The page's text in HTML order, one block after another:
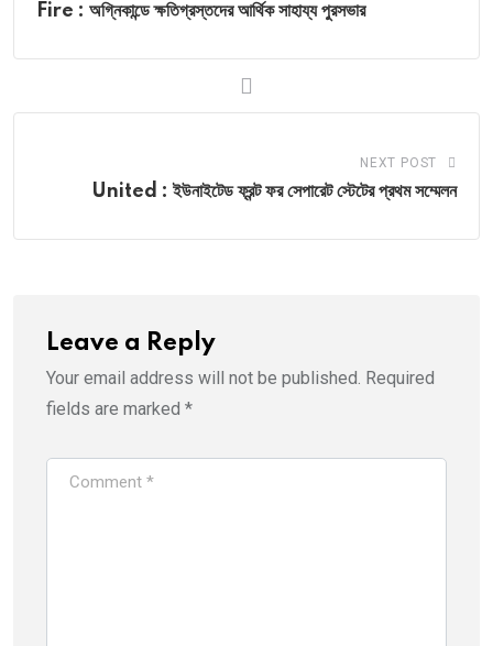
Fire : অগ্নিকান্ডে ক্ষতিগ্রস্তদের আর্থিক সাহায্য পুরসভার
NEXT POST
United : ইউনাইটেড ফ্রন্ট ফর সেপারেট স্টেটের প্রথম সম্মেলন
Leave a Reply
Your email address will not be published. Required
fields are marked *